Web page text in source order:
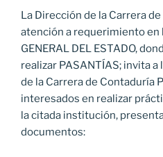
La Dirección de la Carrera
atención a requerimiento en
GENERAL DEL ESTADO,
realizar PASANTÍAS; invita
de la Carrera de Contaduría
interesados en realizar
la citada institución,
documentos: